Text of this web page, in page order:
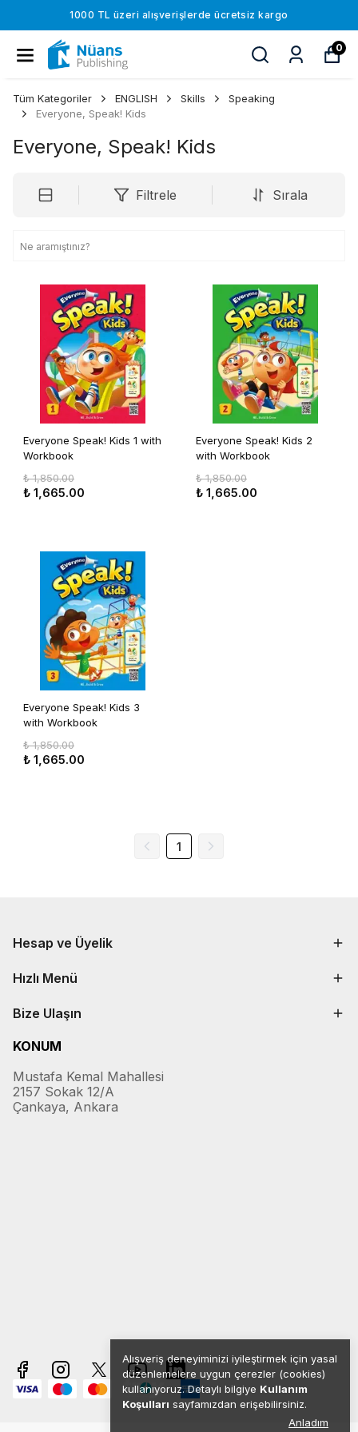
1000 TL üzeri alışverişlerde ücretsiz kargo
0
Alışveriş deneyiminizi iyileştirmek için yasal
düzenlemelere uygun çerezler (cookies)
kullanıyoruz. Detaylı bilgiye Kullanım
Koşulları sayfamızdan erişebilirsiniz.
Anladım
Tüm Kategoriler ENGLISH Skills
Speaking
Everyone, Speak! Kids
Everyone, Speak! Kids
Filtrele Sırala
Everyone Speak! Kids 1 with
Workbook
₺ 1,850.00
₺ 1,665.00
Everyone Speak! Kids 2
with Workbook
₺ 1,850.00
₺ 1,665.00
Everyone Speak! Kids 3
with Workbook
₺ 1,850.00
₺ 1,665.00
1
Hesap ve Üyelik
Hızlı Menü
Bize Ulaşın
KONUM
Mustafa Kemal Mahallesi
2157 Sokak 12/A
Çankaya, Ankara